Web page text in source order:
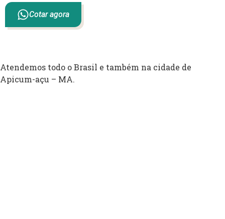
Cotar agora
Atendemos todo o Brasil e também na cidade de
Apicum-açu – MA.